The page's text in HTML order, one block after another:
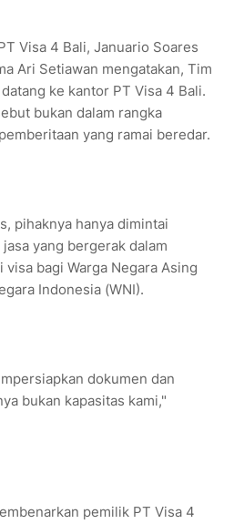
Visa 4 Bali, Januario Soares
Ari Setiawan mengatakan, Tim
ke kantor PT Visa 4 Bali.
bukan dalam rangka
yang ramai beredar.
pihaknya hanya dimintai
yang bergerak dalam
bagi Warga Negara Asing
Indonesia (WNI).
dokumen dan
bukan kapasitas kami,"
pemilik PT Visa 4